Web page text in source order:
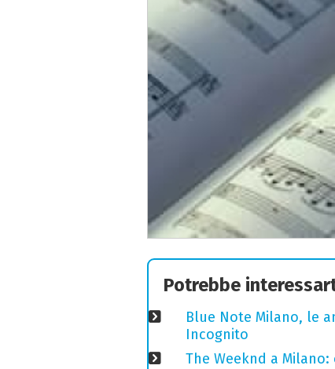
Potrebbe
Blue Note Milano, le
Incognito
The Weeknd a